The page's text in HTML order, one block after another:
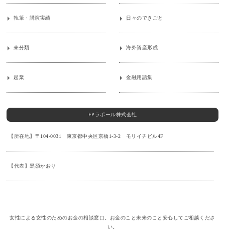
執筆・講演実績 日々のできごと
未分類 海外資産形成
起業 金融用語集
FPラポール株式会社
【所在地】〒104-0031 東京都中央区京橋1-3-2 モリイチビル4F
【代表】黒須かおり
女性による女性のためのお金の相談窓口。お金のこと未来のこと安心してご相談くださ
い。